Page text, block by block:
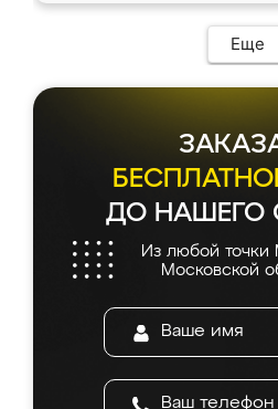
Еще
ДО НАШЕГО
Из любой точки
Московской